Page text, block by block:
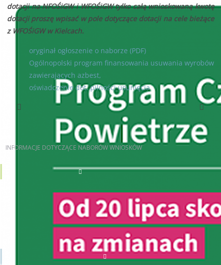
dotacji na NFOŚiGW i WFOŚiGW tylko całą wnioskowaną kwotę
dotacji proszę wpisać w pole dotyczące dotacji na cele bieżące
z WFOŚiGW w Kielcach.
oryginał ogłoszenie o naborze (PDF)
Ogólnopolski program finansowania usuwania wyrobów
zawierających azbest,
oświadczenie dot. pilności usunięcia
Poprzedni artykuł Następny artykuł
INFORMACJE DOTYCZĄCE NABORÓW WNIOSKÓW
AKTUALNE NABORY
JST